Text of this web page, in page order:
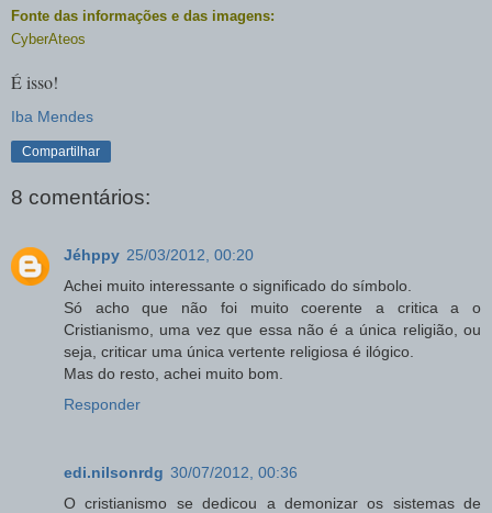
Fonte das informações e das imagens:
CyberAteos
É isso!
Iba Mendes
Compartilhar
8 comentários:
Jéhppy 25/03/2012, 00:20
Achei muito interessante o significado do símbolo.
Só acho que não foi muito coerente a critica a o
Cristianismo, uma vez que essa não é a única religião, ou
seja, criticar uma única vertente religiosa é ilógico.
Mas do resto, achei muito bom.
Responder
edi.nilsonrdg 30/07/2012, 00:36
O cristianismo se dedicou a demonizar os sistemas de